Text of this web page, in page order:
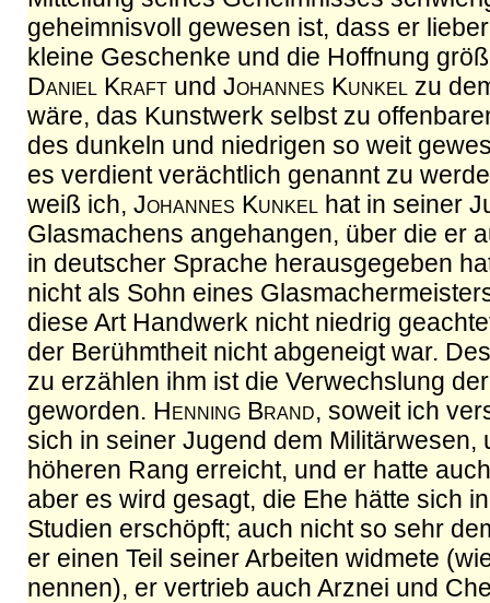
geheimnisvoll gewesen ist, dass er
kleine Geschenke und die Hoffnung
Daniel Kraft und Johannes Kunkel zu
wäre, das Kunstwerk selbst zu
des dunkeln und niedrigen so weit
es verdient verächtlich genannt zu
weiß ich, Johannes Kunkel hat in seiner
Glasmachens angehangen, über die er
in deutscher Sprache herausgegeben
nicht als Sohn eines
diese Art Handwerk nicht niedrig
der Berühmtheit nicht abgeneigt war.
zu erzählen ihm ist die Verwechslung
geworden. Henning Brand, soweit ich
sich in seiner Jugend dem Militärwesen,
höheren Rang erreicht, und er hatte
aber es wird gesagt, die Ehe hätte sich
Studien erschöpft; auch nicht so sehr
er einen Teil seiner Arbeiten widmete
nennen), er vertrieb auch Arznei und